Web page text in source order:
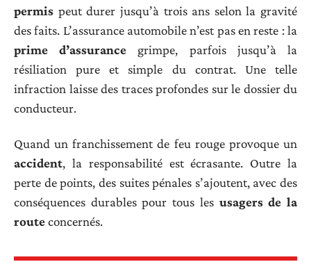
permis peut durer jusqu’à trois ans selon la gravité
des faits. L’assurance automobile n’est pas en reste : la
prime d’assurance grimpe, parfois jusqu’à la
résiliation pure et simple du contrat. Une telle
infraction laisse des traces profondes sur le dossier du
conducteur.
Quand un franchissement de feu rouge provoque un
accident, la responsabilité est écrasante. Outre la
perte de points, des suites pénales s’ajoutent, avec des
conséquences durables pour tous les usagers de la
routeconcernés.